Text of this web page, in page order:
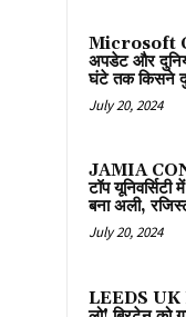
Microsoft
अपडेट और
घंटे तक किसने
July 20, 2024
JAMIA
टॉप
बना अली,
July 20, 2024
LEEDS UK